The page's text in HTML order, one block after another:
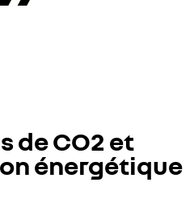
de CO2 et
énergétique